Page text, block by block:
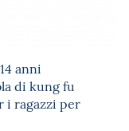
anni
di kung fu
i ragazzi per